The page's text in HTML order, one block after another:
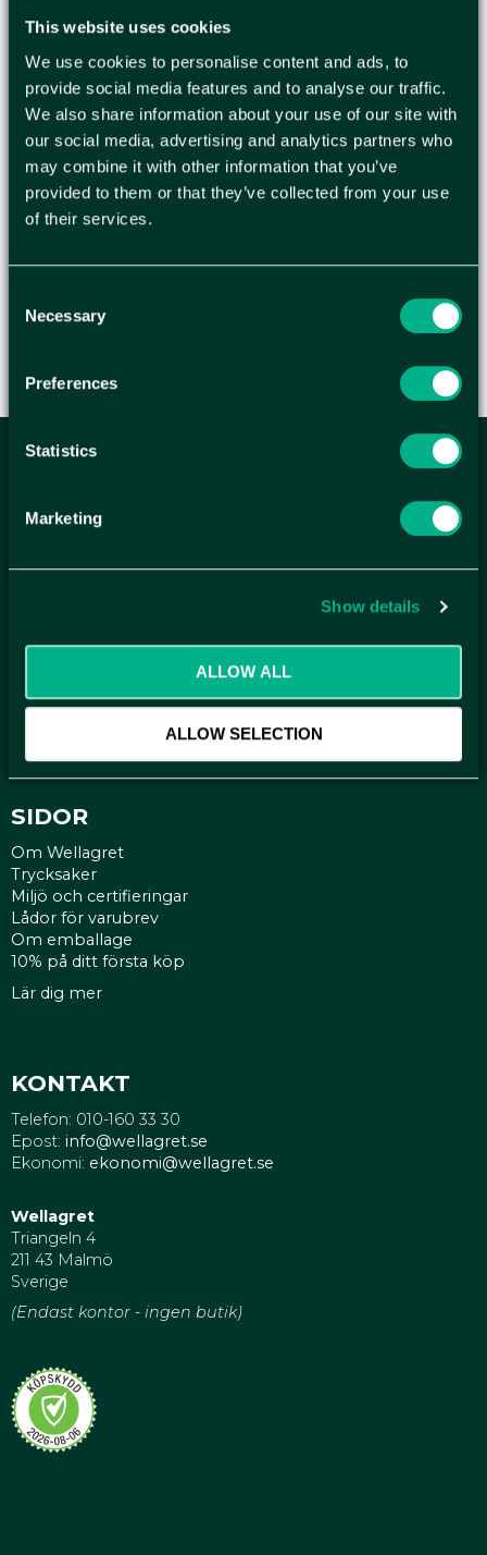
This website uses cookies
We use cookies to personalise content and ads, to
provide social media features and to analyse our traffic.
We also share information about your use of our site with
our social media, advertising and analytics partners who
may combine it with other information that you’ve
provided to them or that they’ve collected from your use
of their services.
Selection
Necessary
Preferences
Statistics
Marketing
Show details
ALLOW ALL
ALLOW SELECTION
BRUN 200/FP
Bärkasse med förstärkta handtag som är lämplig
för livsmedel eller mellanstora varor. Bärkassen
har en kapacitet på 16L och är tillverkad av
kraftpapper, vilket ger bra hållbarhet. - Förstärkta
pappershandtag - Kapacitet: 16L - Material: MF-
kraftpapper - Färg: Brun - Mått: 260x155x340 mm
ANMÄL DIG HÄR TILL WELLAGRETS
NYHETSBREV
handla smartare helt enkelt.
Köpvillkor
SIDOR
Om Wellagret
Trycksaker
Miljö och certifieringar
Lådor för varubrev
Om emballage
10% på ditt första köp
Lär dig mer
KONTAKT
Telefon: 010-160 33 30
Epost: info@wellagret.se
Ekonomi: ekonomi@wellagret.se
Wellagret
Triangeln 4
211 43 Malmö
Sverige
(Endast kontor - ingen butik)